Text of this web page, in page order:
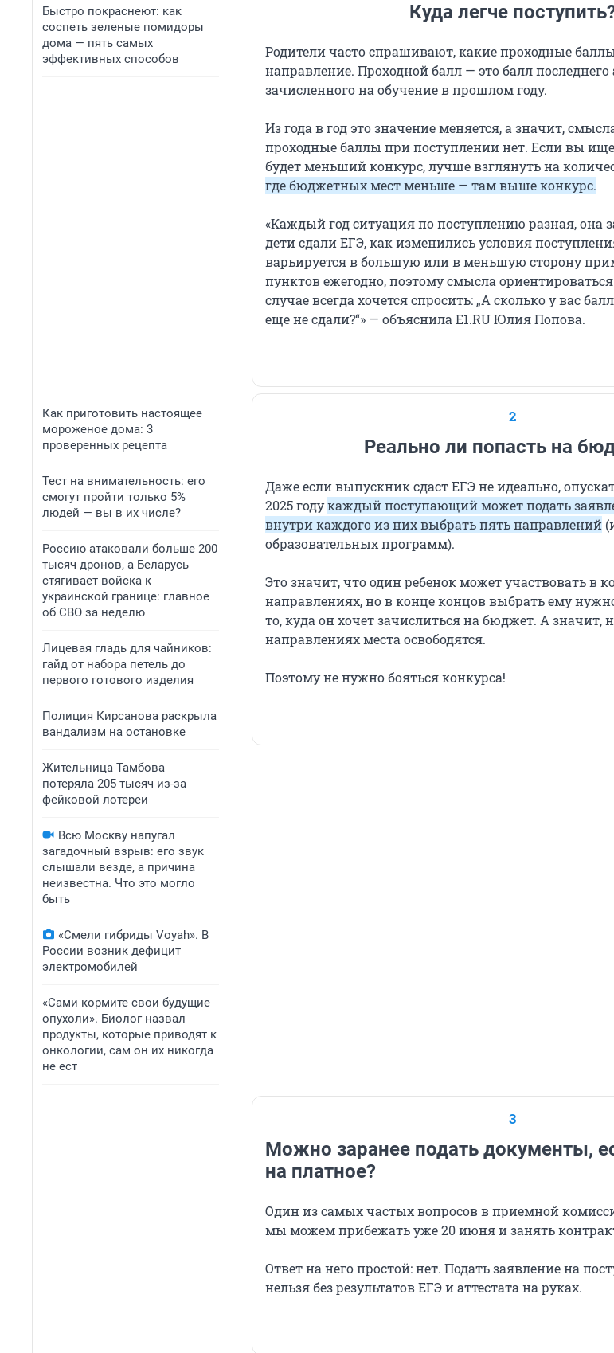
Быстро покраснеют: как
соспеть зеленые помидоры
дома — пять самых
эффективных способов
Как приготовить настоящее
мороженое дома: 3
проверенных рецепта
Тест на внимательность: его
смогут пройти только 5%
людей — вы в их числе?
Россию атаковали больше 200
тысяч дронов, а Беларусь
стягивает войска к
украинской границе: главное
об СВО за неделю
Лицевая гладь для чайников:
гайд от набора петель до
первого готового изделия
Полиция Кирсанова раскрыла
вандализм на остановке
Жительница Тамбова
потеряла 205 тысяч из-за
фейковой лотереи
Всю Москву напугал
загадочный взрыв: его звук
слышали везде, а причина
неизвестна. Что это могло
быть
«Смели гибриды Voyah». В
России возник дефицит
электромобилей
«Сами кормите свои будущие
опухоли». Биолог назвал
продукты, которые приводят к
онкологии, сам он их никогда
не ест
Куда легче
Родители часто спрашивают, какие проходные
направление. Проходной балл — это балл последнего
зачисленного на обучение в прошлом году.
Из года в год это значение меняется, а значит,
проходные баллы при поступлении нет. Если вы
будет меньший конкурс, лучше взглянуть на
где бюджетных мест меньше — там выше конкурс.
«Каждый год ситуация по поступлению разная, она
дети сдали ЕГЭ, как изменились условия
варьируется в большую или в меньшую сторону
пунктов ежегодно, поэтому смысла
случае всегда хочется спросить: „А сколько у вас
еще не сдали?“» — объяснила E1.RU Юлия Попова.
2
Реально ли попасть на
Даже если выпускник сдаст ЕГЭ не идеально,
2025 годукаждый поступающий может подать
внутри каждого из них выбрать пять направлений
образовательных программ).
Это значит, что один ребенок может участвовать в
направлениях, но в конце концов выбрать ему
то, куда он хочет зачислиться на бюджет. А значит,
направлениях места освободятся.
Поэтому не нужно бояться конкурса!
3
Можно заранее подать документы,
на платное?
Один из самых частых вопросов в приемной
мы можем прибежать уже 20 июня и занять
Ответ на него простой: нет. Подать заявление на
нельзя без результатов ЕГЭ и аттестата на руках.